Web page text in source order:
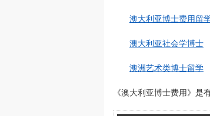
澳大利亚博士费用留
澳大利亚社会学博士
澳洲艺术类博士留学
《澳大利亚博士费用》是